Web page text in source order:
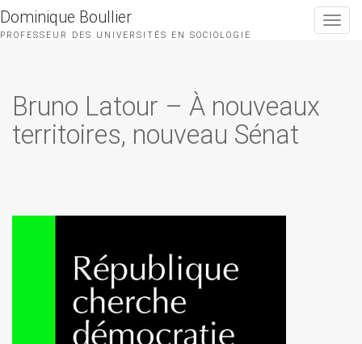
Toggle
Dominique Boullier
PROFESSEUR DES UNIVERSITÉS EN SOCIOLOGIE
Bruno Latour – À nouveaux
territoires, nouveau Sénat